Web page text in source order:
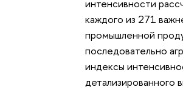
интенсивности
каждого из 271
промышленной
последовательно
индексы
детализированного